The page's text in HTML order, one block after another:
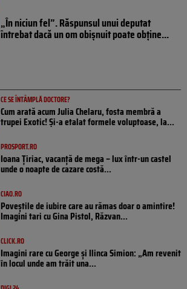
„În niciun fel”. Răspunsul unui deputat
întrebat dacă un om obișnuit poate obține...
CE SE ÎNTÂMPLĂ DOCTORE?
Cum arată acum Julia Chelaru, fosta membră a
trupei Exotic! Și-a etalat formele voluptoase, la...
PROSPORT.RO
Ioana Țiriac, vacanță de mega – lux într-un castel
unde o noapte de cazare costă...
CIAO.RO
Poveştile de iubire care au rămas doar o amintire!
Imagini tari cu Gina Pistol, Răzvan...
CLICK.RO
Imagini rare cu George și Ilinca Simion: „Am revenit
în locul unde am trăit una...